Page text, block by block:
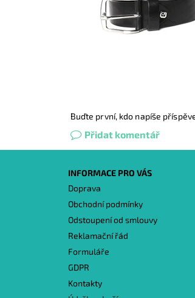
Buďte první, kdo napíše
Přidat komentář
INFORMACE PRO VÁS
Doprava
Obchodní podmínky
Odstoupení od smlouvy
Reklamační řád
Formuláře
GDPR
Kontakty